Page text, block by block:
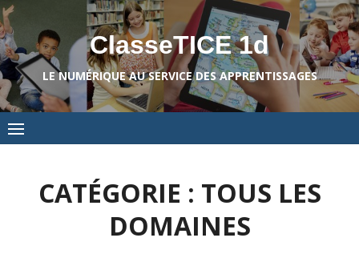
Skip
to
content
ClasseTICE 1d
LE NUMÉRIQUE AU SERVICE DES APPRENTISSAGES
CATÉGORIE : TOUS LES
DOMAINES